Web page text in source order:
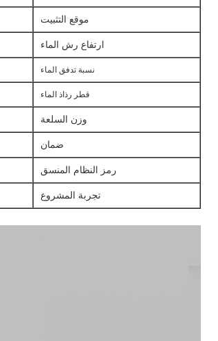
موقع التثبيت
ارتفاع رش الماء
نسبة تدفق الماء
قطر رذاذ الماء
وزن السلعة
ضمان
رمز النظام المنسق
تجربة المشروع